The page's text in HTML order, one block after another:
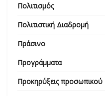
Πολιτισμός
Πολιτιστική Διαδρομή
Πράσινο
Προγράμματα
Προκηρύξεις προσωπικού